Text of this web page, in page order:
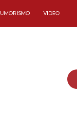
UMORISMO VIDEO